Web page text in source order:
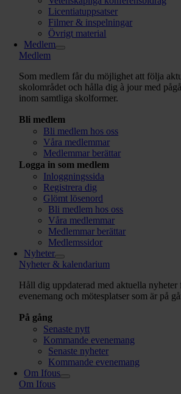
Licentiatuppsatser
Filmer & inspelningar
Övrigt material
Medlem
Medlem
Som medlem får du möjlighet att följa
skolområdet och hålla dig à jour med
inom samtliga skolformer.
Bli medlem
Bli medlem hos oss
Våra medlemmar
Medlemmar berättar
Logga in som medlem
Inloggningssida
Registrera dig
Glömt lösenord
Bli medlem hos oss
Våra medlemmar
Medlemmar berättar
Medlemssidor
Nyheter
Nyheter & kalendarium
Håll dig uppdaterad med aktuella
evenemang och mötesplatser som är på
På gång
Senaste nytt
Kommande evenemang
Senaste nyheter
Kommande evenemang
Om Ifous
Om Ifous